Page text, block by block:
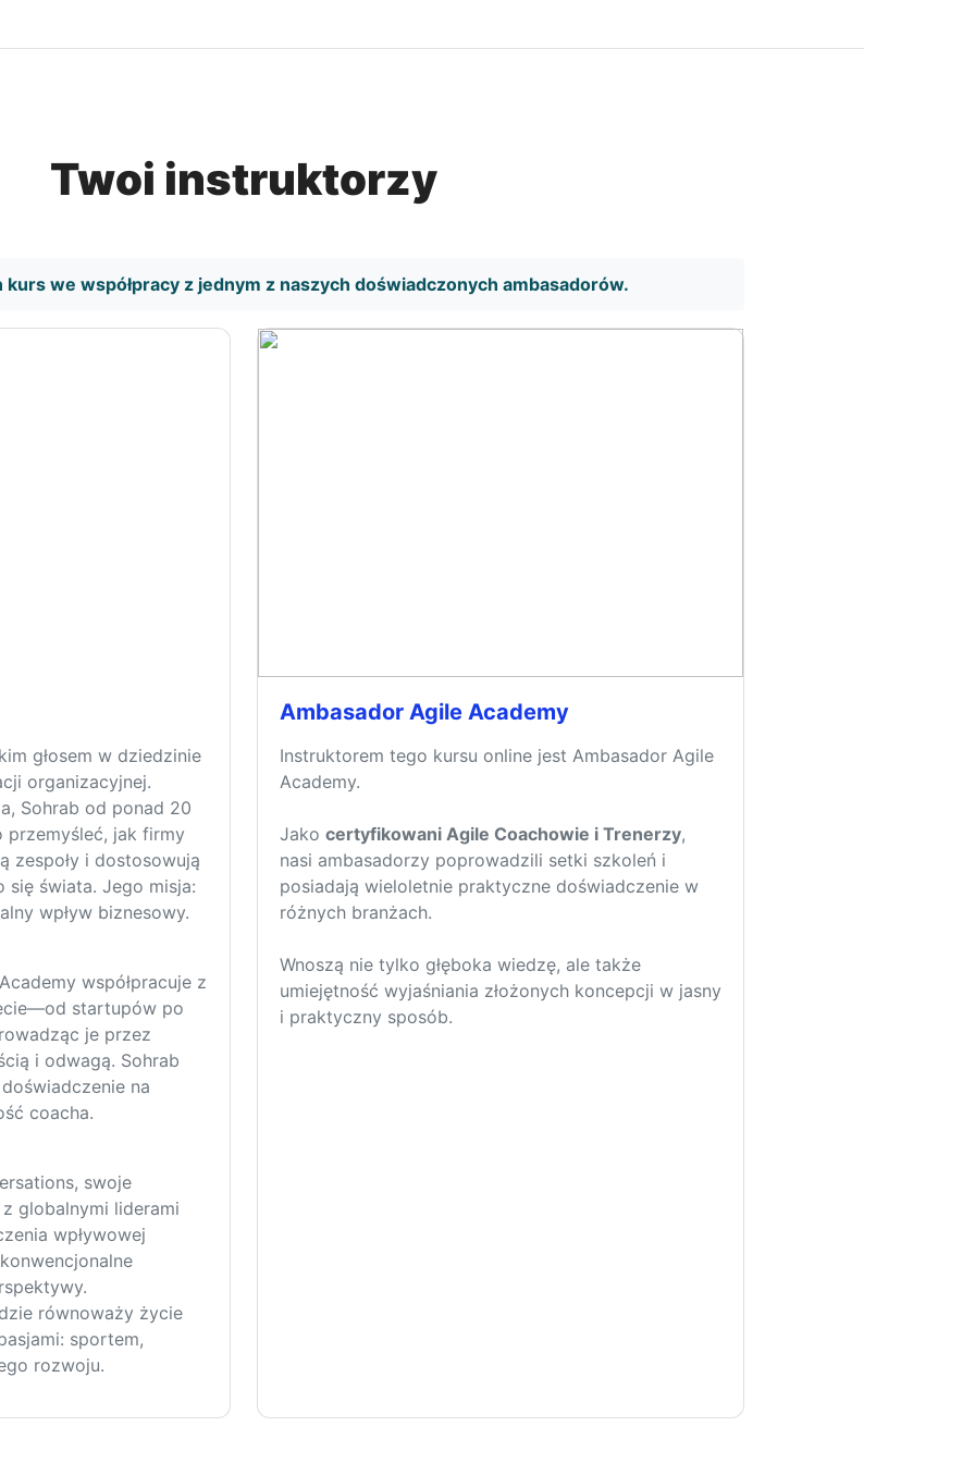
Twoi instruktorzy
we współpracy z jednym z naszych doświadczonych ambasadorów.
głosem w dziedzinie
organizacyjnej.
Sohrab od ponad 20
przemyśleć, jak firmy
zespoły i dostosowują
się świata. Jego misja:
wpływ biznesowy.
współpracuje z
startupów po
je przez
i odwagą. Sohrab
na
coacha.
swoje
globalnymi liderami
wpływowej
równoważy życie
sportem,
rozwoju.
Ambasador Agile Academy
Instruktorem tego kursu online jest Ambasador Agile
Academy.
Jako certyfikowani Agile Coachowie i Trenerzy,
nasi ambasadorzy poprowadzili setki szkoleń i
posiadają wieloletnie praktyczne doświadczenie w
różnych branżach.
Wnoszą nie tylko głęboka wiedzę, ale także
umiejętność wyjaśniania złożonych koncepcji w jasny
i praktyczny sposób.